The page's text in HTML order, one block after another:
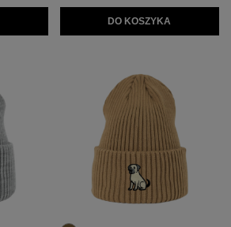
DO KOSZYKA